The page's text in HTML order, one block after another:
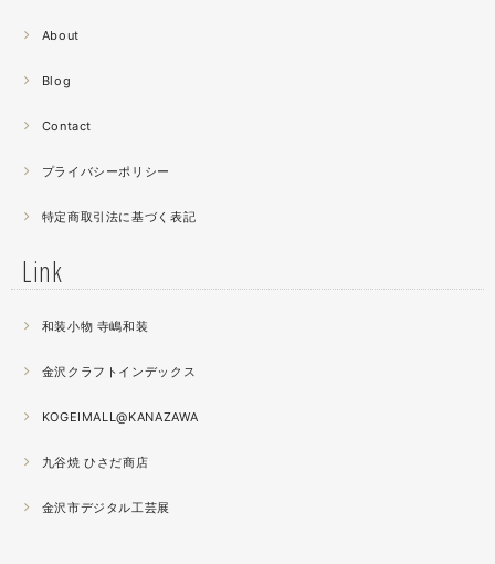
螺鈿細工の工程。青みの強い鮑貝を使ってステンドグラス
曲面に螺鈿するためには貝も小さなカケラを使う必要が...
昔作った２０００ピースのジグソーパズルを思い出す。ひ
薔薇のブローチ木地制作中。
薄く作らねば。。。パキッとやってしまったときの悲しさ
秋の催事シーズンに向けてまた木地を作り始めました。
2021.04
いの桜が満開になりました。
About
Blog
Contact
プライバシーポリシー
特定商取引法に基づく表記
Link
和装小物 寺嶋和装
金沢クラフトインデックス
KOGEIMALL@KANAZAWA
九谷焼 ひさだ商店
金沢市デジタル工芸展